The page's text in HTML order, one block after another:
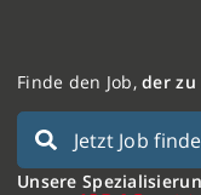
Finde den Job,der zu
Jetzt Job
Unsere